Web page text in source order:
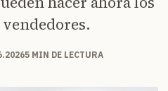
5 MIN DE LECTURA